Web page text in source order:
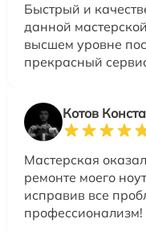
Быстрый и
данной
высшем уровне
прекрасный
Котов
Мастерская
ремонте моего
исправив все
профессионализм!